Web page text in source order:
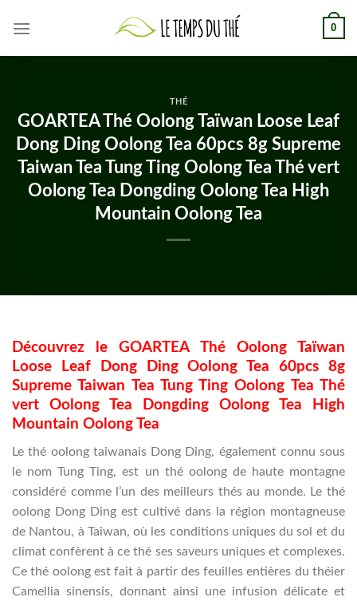
0
THÉ
GOARTEA Thé Oolong Taïwan Loose Leaf
Dong Ding Oolong Tea 60pcs 8g Supreme
Taiwan Tea Tung Ting Oolong Tea Thé vert
Oolong Tea Dongding Oolong Tea High
Mountain Oolong Tea
Découvrez le GOARTEA Thé Oolong Taïwan
Loose Leaf Dong Ding Oolong Tea 60pcs 8g
Supreme Taiwan Tea Tung Ting Oolong Tea Thé
vert Oolong Tea Dongding Oolong Tea High
Mountain Oolong Tea
Le thé oolong taiwanais Dong Ding, également connu sous
le nom Tung Ting, est un thé oolong de haute montagne
considéré comme l’un des meilleurs thés au monde. Le thé
oolong Dong Ding est cultivé dans la région montagneuse
de Nantou, à Taiwan, où les conditions uniques du sol et du
climat confèrent à ce thé ses saveurs uniques et complexes.
Ce thé oolong est fait à partir des feuilles entières du théier
Camellia sinensis, donnant ainsi une infusion délicate et